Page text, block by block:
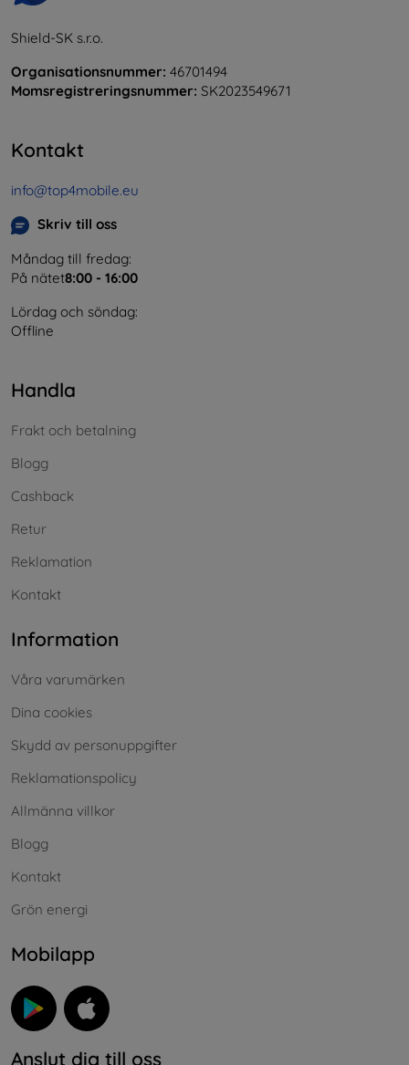
Shield-SK s.r.o.
Organisationsnummer: 46701494
Momsregistreringsnummer: SK2023549671
Kontakt
info@top4mobile.eu
Skriv till oss
Måndag till fredag:
På nätet8:00 - 16:00
Lördag och söndag:
Offline
Handla
Frakt och betalning
Blogg
Cashback
Retur
Reklamation
Kontakt
Information
Våra varumärken
Dina cookies
Skydd av personuppgifter
Reklamationspolicy
Allmänna villkor
Blogg
Kontakt
Grön energi
Mobilapp
Anslut dig till oss